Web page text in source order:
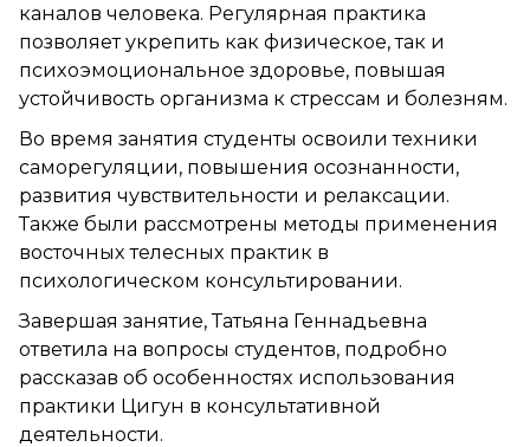
каналов человека. Регулярная практика
позволяет укрепить как физическое, так и
психоэмоциональное здоровье, повышая
устойчивость организма к стрессам и болезням.
Во время занятия студенты освоили техники
саморегуляции, повышения осознанности,
развития чувствительности и релаксации.
Также были рассмотрены методы применения
восточных телесных практик в
психологическом консультировании.
Завершая занятие, Татьяна Геннадьевна
ответила на вопросы студентов, подробно
рассказав об особенностях использования
практики Цигун в консультативной
деятельности.